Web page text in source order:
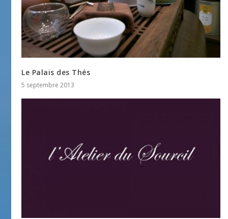
Le Palais des Thés
5 septembre 2013